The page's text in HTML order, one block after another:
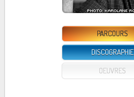
PARCOURS
DISCOGRAPHIE
OEUVRES